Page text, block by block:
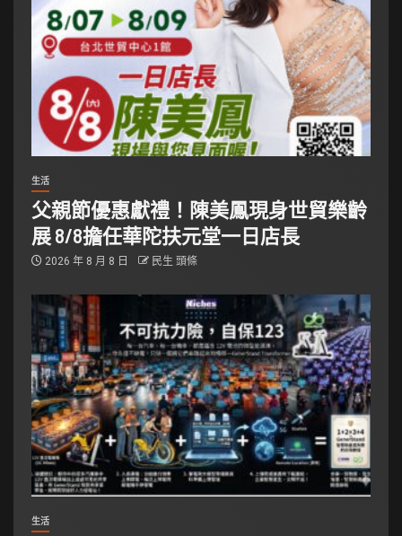
生活
父親節優惠獻禮！陳美鳳現身世貿樂齡
展 8/8擔任華陀扶元堂一日店長
2026 年 8 月 8 日 民生 頭條
生活